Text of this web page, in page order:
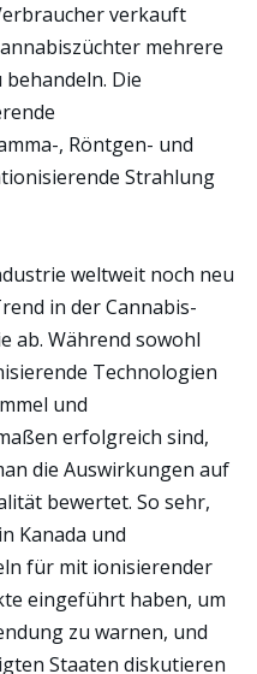
verkauft
mehrere
Die
, Röntgen- und
Strahlung
weltweit noch neu
in der Cannabis-
ab. Während sowohl
Technologien
und
erfolgreich sind,
die Auswirkungen auf
bewertet. So sehr,
Kanada und
für mit ionisierender
eingeführt haben, um
zu warnen, und
Staaten diskutieren